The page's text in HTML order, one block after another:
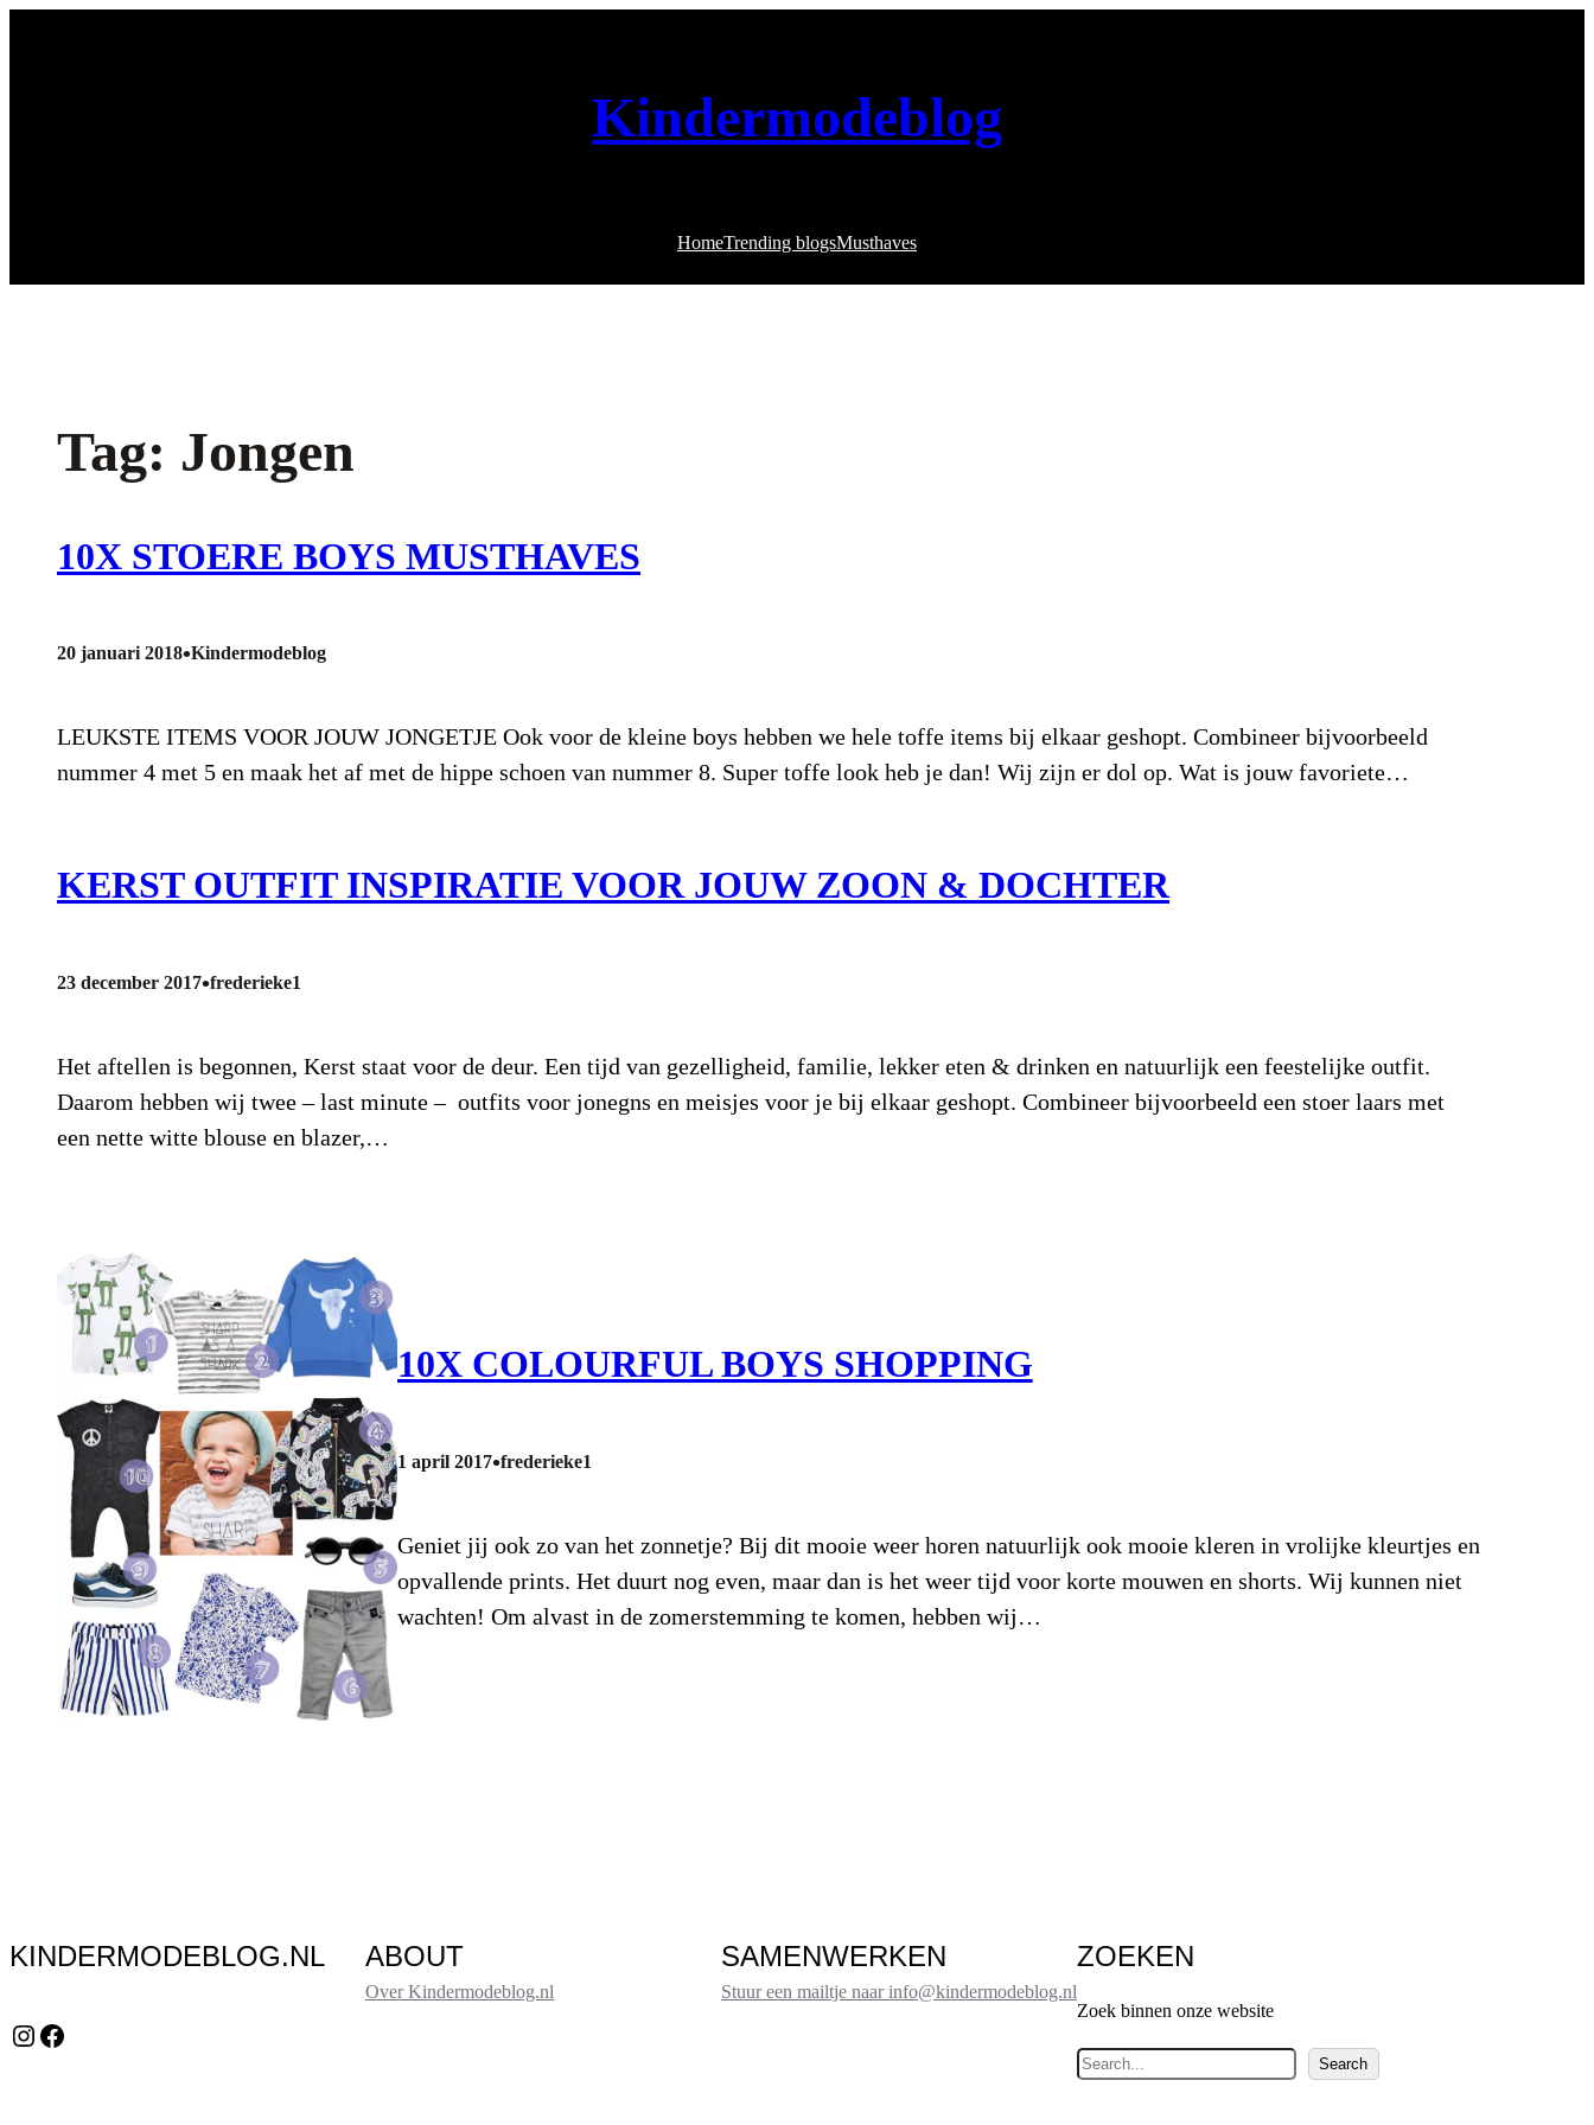
Kindermodeblog
HomeTrending blogsMusthaves
Tag: Jongen
10X STOERE BOYS MUSTHAVES
20 januari 2018•Kindermodeblog
LEUKSTE ITEMS VOOR JOUW JONGETJE Ook voor de kleine boys hebben we hele toffe items bij elkaar geshopt. Combineer bijvoorbeeld
nummer 4 met 5 en maak het af met de hippe schoen van nummer 8. Super toffe look heb je dan! Wij zijn er dol op. Wat is jouw favoriete…
KERST OUTFIT INSPIRATIE VOOR JOUW ZOON & DOCHTER
23 december 2017•frederieke1
Het aftellen is begonnen, Kerst staat voor de deur. Een tijd van gezelligheid, familie, lekker eten & drinken en natuurlijk een feestelijke outfit.
Daarom hebben wij twee – last minute – outfits voor jonegns en meisjes voor je bij elkaar geshopt. Combineer bijvoorbeeld een stoer laars met
een nette witte blouse en blazer,…
10X COLOURFUL BOYS SHOPPING
1 april 2017•frederieke1
Geniet jij ook zo van het zonnetje? Bij dit mooie weer horen natuurlijk ook mooie kleren in vrolijke kleurtjes en
opvallende prints. Het duurt nog even, maar dan is het weer tijd voor korte mouwen en shorts. Wij kunnen niet
wachten! Om alvast in de zomerstemming te komen, hebben wij…
KINDERMODEBLOG.NL
Instagram Facebook
ABOUT
Over Kindermodeblog.nl
SAMENWERKEN
Stuur een mailtje naar info@kindermodeblog.nl
ZOEKEN
Zoek binnen onze website
Z
Search